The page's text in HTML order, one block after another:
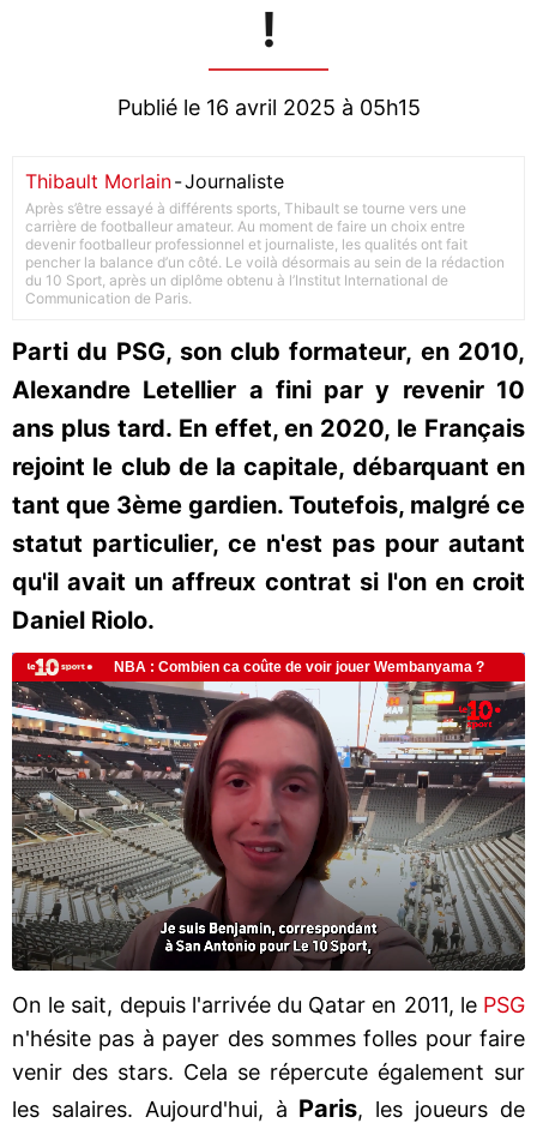
!
Publié le 16 avril 2025 à 05h15
Thibault Morlain-Journaliste
Après s’être essayé à différents sports, Thibault se tourne vers une
carrière de footballeur amateur. Au moment de faire un choix entre
devenir footballeur professionnel et journaliste, les qualités ont fait
pencher la balance d’un côté. Le voilà désormais au sein de la rédaction
du 10 Sport, après un diplôme obtenu à l’Institut International de
Communication de Paris.
Parti du PSG, son club formateur, en 2010,
Alexandre Letellier a fini par y revenir 10
ans plus tard. En effet, en 2020, le Français
rejoint le club de la capitale, débarquant en
tant que 3ème gardien. Toutefois, malgré ce
statut particulier, ce n'est pas pour autant
qu'il avait un affreux contrat si l'on en croit
Daniel Riolo.
On le sait, depuis l'arrivée du Qatar en 2011, le PSG
n'hésite pas à payer des sommes folles pour faire
venir des stars. Cela se répercute également sur
les salaires. Aujourd'hui, à Paris, les joueurs de